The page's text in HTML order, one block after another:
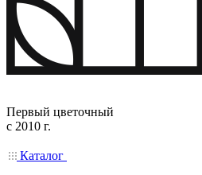
Первый цветочный
с 2010 г.
Каталог